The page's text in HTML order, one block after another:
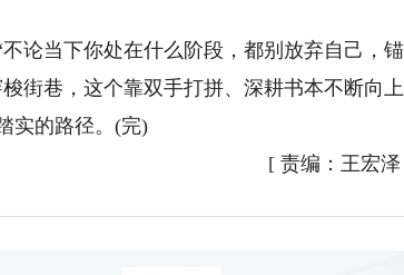
当下你处在什么阶段，都别放弃自己，锚
街巷，这个靠双手打拼、深耕书本不断向上
实的路径。(完)
[ 责编：王宏泽